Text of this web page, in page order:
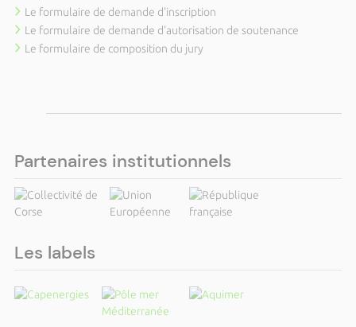
Le formulaire de demande d'inscription
Le formulaire de demande d'autorisation de soutenance
Le formulaire de composition du jury
Partenaires institutionnels
Les labels